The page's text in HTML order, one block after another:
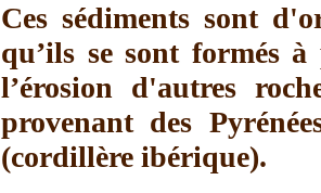
Ces sédiments sont
qu’ils se sont formés
l’érosion d'autres
provenant des
(cordillère ibérique).